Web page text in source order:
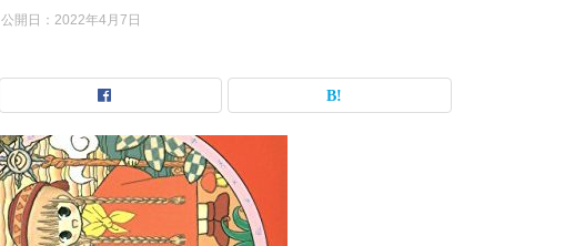
公開日：2022年4月7日